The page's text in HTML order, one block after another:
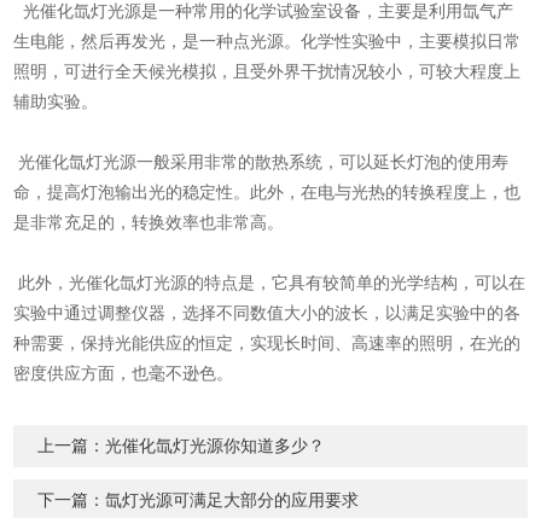
光催化氙灯光源是一种常用的化学试验室设备，主要是利用氙气产
生电能，然后再发光，是一种点光源。化学性实验中，主要模拟日常
照明，可进行全天候光模拟，且受外界干扰情况较小，可较大程度上
辅助实验。
光催化氙灯光源一般采用非常的散热系统，可以延长灯泡的使用寿
命，提高灯泡输出光的稳定性。此外，在电与光热的转换程度上，也
是非常充足的，转换效率也非常高。
此外，光催化氙灯光源的特点是，它具有较简单的光学结构，可以在
实验中通过调整仪器，选择不同数值大小的波长，以满足实验中的各
种需要，保持光能供应的恒定，实现长时间、高速率的照明，在光的
密度供应方面，也毫不逊色。
上一篇：光催化氙灯光源你知道多少？
下一篇：氙灯光源可满足大部分的应用要求